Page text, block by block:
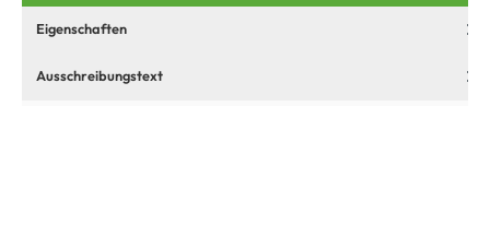
Eigenschaften
Ausschreibungstext